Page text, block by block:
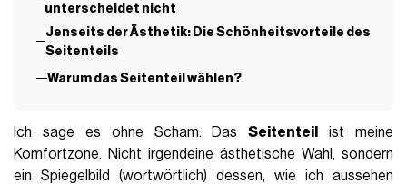
unterscheidet nicht
Jenseits der Ästhetik: Die Schönheitsvorteile des
Seitenteils
Warum das Seitenteil wählen?
Ich sage es ohne Scham: DasSeitenteil
ist meine
Komfortzone. Nicht irgendeine ästhetische Wahl, sondern
ein Spiegelbild (wortwörtlich) dessen, wie ich aussehen